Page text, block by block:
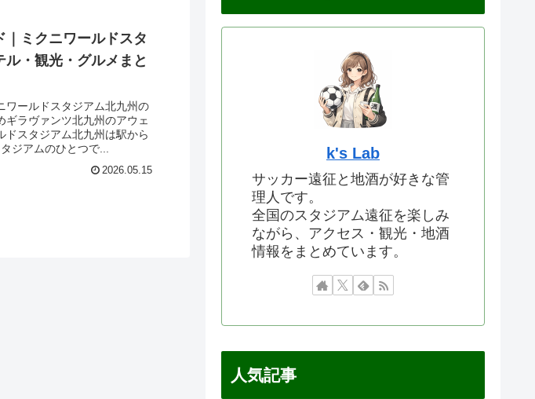
ミクニワールドスタ
・観光・グルメまと
ワールドスタジアム北九州の
ラヴァンツ北九州のアウェ
ドスタジアム北九州は駅から
ジアムのひとつで...
2026.05.15
k's Lab
サッカー遠征と地酒が好きな管
理人です。
全国のスタジアム遠征を楽しみ
ながら、アクセス・観光・地酒
情報をまとめています。
人気記事